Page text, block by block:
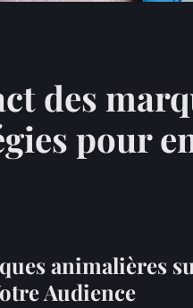
des
pour
animalières
Audience